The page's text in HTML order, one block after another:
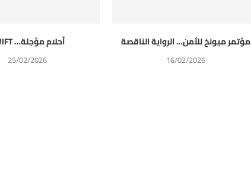
أحلام مؤجلة… SWIFT
25/02/2026
مؤتمر ميونخ للأمن… الرواية الناقصة
16/02/2026